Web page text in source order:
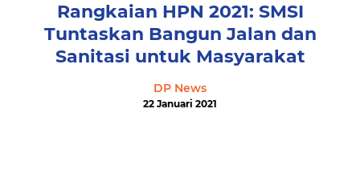
Rangkaian HPN 2021: SMSI
Tuntaskan Bangun Jalan dan
Sanitasi untuk Masyarakat
DP News
22 Januari 2021